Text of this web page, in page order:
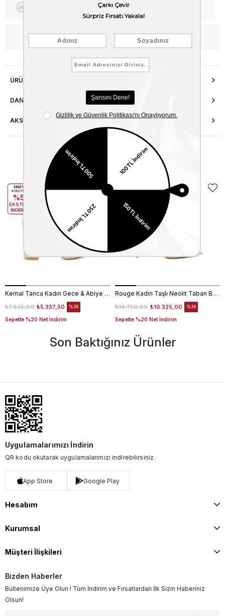
Fiyat Düşünce Haber Ver
WhatsApp’tan Bilgi Al
ÜRÜN ÖZELLIKLERI
DANIŞMA HATTI
AKSESUAR ONARIMI
Benzer Ürünler
Kemal Tanca Kadın Gece & Abiye Ayakkabı 4360
₺5.337,50
₺7.625,00
Sepette %20 Net İndirim
%30
EKLE5
KODUYLA
%5
EKSTRA
İNDİRİM
Rouge Kadın Taşlı Neolit Taban Beyaz Süet Gece & Abiye Ayakkabı
₺10.325,00
₺14.750,00
Sepette %20 Net İndirim
%30
KODUYLA
EKSTRA
İNDİRİM
Son Baktığınız Ürünler
Uygulamalarımızı İndirin
QR kodu okutarak uygulamalarımızı indirebilirsiniz.
App Store Google Play
Hesabım
Kurumsal
Müşteri İlişkileri
Bizden Haberler
Bültenimize Üye Olun ! Tüm İndirim ve Fırsatlardan İlk Sizin Haberiniz
Olsun!